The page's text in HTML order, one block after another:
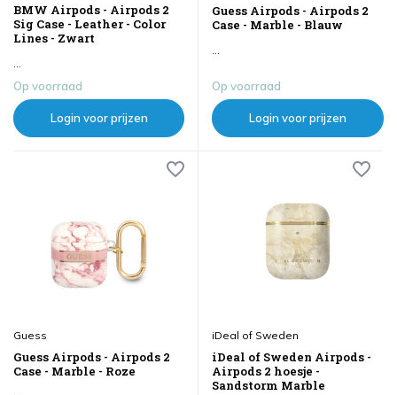
BMW Airpods - Airpods 2
Sig Case - Leather - Color
Lines - Zwart
Op voorraad
Login voor prijzen
Guess Airpods - Airpods 2
Case - Marble - Blauw
Op voorraad
Login voor prijzen
Guess
Guess Airpods - Airpods 2
Case - Marble - Roze
iDeal of Sweden
iDeal of Sweden Airpods -
Airpods 2 hoesje -
Sandstorm Marble